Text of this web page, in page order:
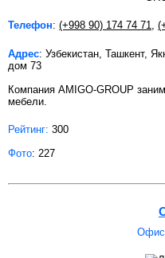
Телефон: (+998 90) 174 74 71
Адрес: Узбекистан, Ташкент,
дом 73
Компания AMIGO-GROUP
мебели.
Рейтинг: 300
Фото: 227